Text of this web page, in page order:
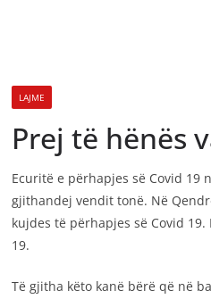
LAJME
Prej të hënës
Ecuritë e përhapjes së Covid
gjithandej vendit tonë. Në
kujdes të përhapjes së Covid
19.
Të gjitha këto kanë bërë që në